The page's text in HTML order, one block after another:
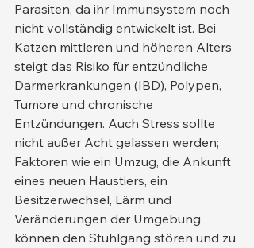
Parasiten, da ihr Immunsystem noch
nicht vollständig entwickelt ist. Bei
Katzen mittleren und höheren Alters
steigt das Risiko für entzündliche
Darmerkrankungen (IBD), Polypen,
Tumore und chronische
Entzündungen. Auch Stress sollte
nicht außer Acht gelassen werden;
Faktoren wie ein Umzug, die Ankunft
eines neuen Haustiers, ein
Besitzerwechsel, Lärm und
Veränderungen der Umgebung
können den Stuhlgang stören und zu